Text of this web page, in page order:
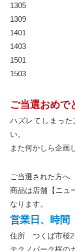
1305
1309
1401
1403
1501
1503
ご当選おめで
ハズレてしまっ
い。
また何かしら企画
ご当選された方へ
商品は店舗【ニュ
なります。
営業日、時
住所 つくば市桜
テクノパーク桜の